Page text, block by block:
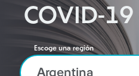
BuscarCOVID-
Escoge una región